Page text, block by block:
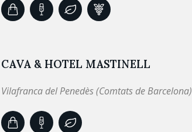
CAVA & HOTEL MASTINELL
Vilafranca del Penedès (Comtats de Barcelona)